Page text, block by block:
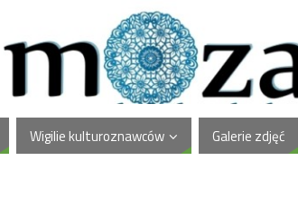
Wigilie kulturoznawców Galerie zdjęć